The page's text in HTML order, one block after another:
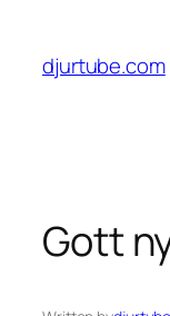
content
djurtube.com
Gott